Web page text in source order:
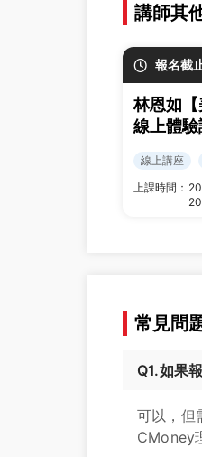
講師其
報名截
林恩如【
線上體驗
線上講座
上課時間：
常見問
Q1.如果
可以，但
CMoney